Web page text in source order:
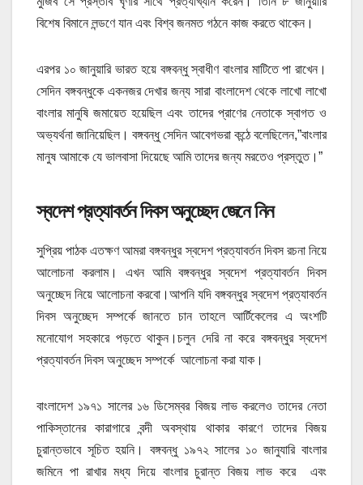
বিশেষ বিমানে লন্ডণে যান এবং বিশ্ব জনমত গঠনে কাজ করতে থাকেন।
এরপর ১০ জানুয়ারি ভারত হয়ে বঙ্গবন্ধু স্বাধীণ বাংলার মাটিতে পা রাখেন।
সেদিন বঙ্গবন্ধুকে একনজর দেখার জন্য সারা বাংলাদেশ থেকে লাখো লাখো
বাংলার মানুষি জমায়েত হয়েছিল এবং তাদের প্রাণের নেতাকে স্বাগত ও
অভ্যর্থনা জানিয়েছিল। বঙ্গবন্ধু সেদিন আবেগভরা কন্ঠে বলেছিলেন,”বাংলার
মানুষ আমাকে যে ভালবাসা দিয়েছে আমি তাদের জন্য মরতেও প্রস্তুত।”
স্বদেশ প্রত্যাবর্তন দিবস অনুচ্ছেদ জেনে নিন
সুপ্রিয় পাঠক এতক্ষণ আমরা বঙ্গবন্ধুর স্বদেশ প্রত্যাবর্তন দিবস রচনা নিয়ে
আলোচনা করলাম। এখন আমি বঙ্গবন্ধুর স্বদেশ প্রত্যাবর্তন দিবস
অনুচ্ছেদ নিয়ে আলোচনা করবো।আপনি যদি বঙ্গবন্ধুর স্বদেশ প্রত্যাবর্তন
দিবস অনুচ্ছেদ সম্পর্কে জানতে চান তাহলে আর্টিকেলের এ অংশটি
মনোযোগ সহকারে পড়তে থাকুন।চলুন দেরি না করে বঙ্গবন্ধুর স্বদেশ
প্রত্যাবর্তন দিবস অনুচ্ছেদ সম্পর্কে আলোচনা করা যাক।
বাংলাদেশ ১৯৭১ সালের ১৬ ডিসেম্বর বিজয় লাভ করলেও তাদের নেতা
পাকিস্তানের কারাগারে বন্দী অবস্থায় থাকার কারণে তাদের বিজয়
চুরান্তভাবে সূচিত হয়নি। বঙ্গবন্ধু ১৯৭২ সালের ১০ জানুযারি বাংলার
জমিনে পা রাখার মধ্য দিয়ে বাংলার চুরান্ত বিজয় লাভ করে এবং